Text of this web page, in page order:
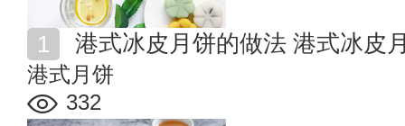
港式冰皮月饼的做法 港式冰皮
港式月饼
332